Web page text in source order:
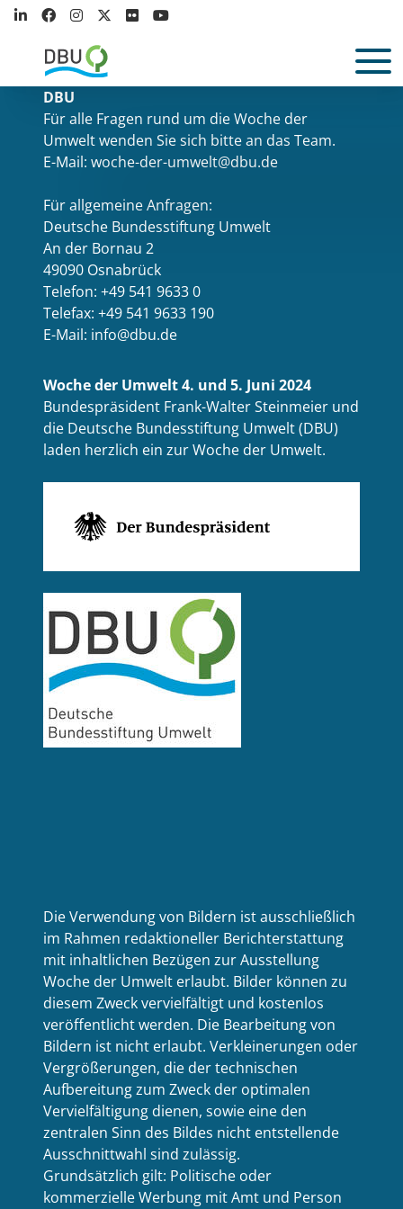
DBU
Für alle Fragen rund um die Woche der
Umwelt wenden Sie sich bitte an das Team.
E-Mail: woche-der-umwelt@dbu.de
Für allgemeine Anfragen:
Deutsche Bundesstiftung Umwelt
An der Bornau 2
49090 Osnabrück
Telefon: +49 541 9633 0
Telefax: +49 541 9633 190
E-Mail: info@dbu.de
Woche der Umwelt 4. und 5. Juni 2024
Bundespräsident Frank-Walter Steinmeier und
die Deutsche Bundesstiftung Umwelt (DBU)
laden herzlich ein zur Woche der Umwelt.
Die Verwendung von Bildern ist ausschließlich
im Rahmen redaktioneller Berichterstattung
mit inhaltlichen Bezügen zur Ausstellung
Woche der Umwelt erlaubt. Bilder können zu
diesem Zweck vervielfältigt und kostenlos
veröffentlicht werden. Die Bearbeitung von
Bildern ist nicht erlaubt. Verkleinerungen oder
Vergrößerungen, die der technischen
Aufbereitung zum Zweck der optimalen
Vervielfältigung dienen, sowie eine den
zentralen Sinn des Bildes nicht entstellende
Ausschnittwahl sind zulässig.
Grundsätzlich gilt: Politische oder
kommerzielle Werbung mit Amt und Person